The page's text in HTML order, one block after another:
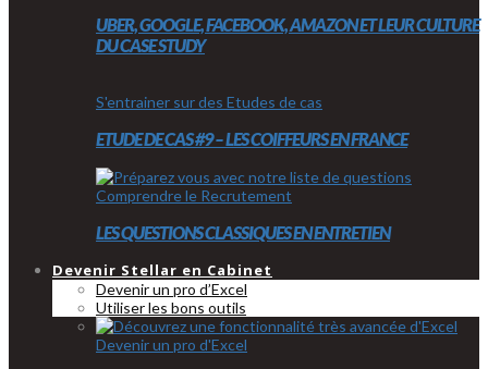
UBER, GOOGLE, FACEBOOK, AMAZON ET LEUR CULTURE
DU CASE STUDY
S'entrainer sur des Etudes de cas
ETUDE DE CAS #9 – LES COIFFEURS EN FRANCE
Comprendre le Recrutement
LES QUESTIONS CLASSIQUES EN ENTRETIEN
Devenir Stellar en Cabinet
Devenir un pro d’Excel
Utiliser les bons outils
Devenir un pro d'Excel